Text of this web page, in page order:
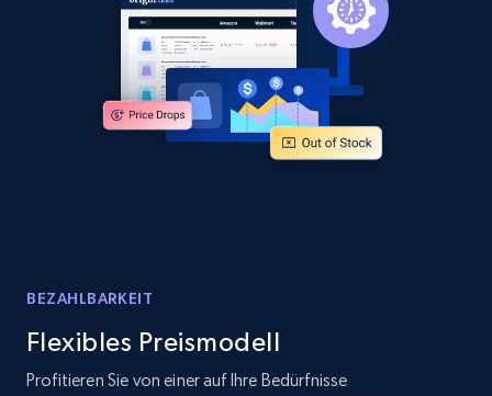
Amazon products global dataset
Title, Seller name, Brand, Description, Initial
price, Currency, Availability, Reviews count, and
Jetzt anfangen
products by specific category URL
Title, Seller name, Brand, Description, Initial
price, Currency, Availability, Reviews count, and
more.
BEZAHLBARKEIT
Flexibles Preismodell
Profitieren Sie von einer auf Ihre Bedürfnisse